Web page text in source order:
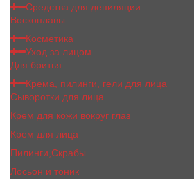
Средства для депиляции
Воскоплавы
Косметика
Уход за лицом
Для бритья
Крема, пилинги, гели для лица
Сыворотки для лица
Крем для кожи вокруг глаз
Крем для лица
Пилинги,Скрабы
Лосьон и тоник